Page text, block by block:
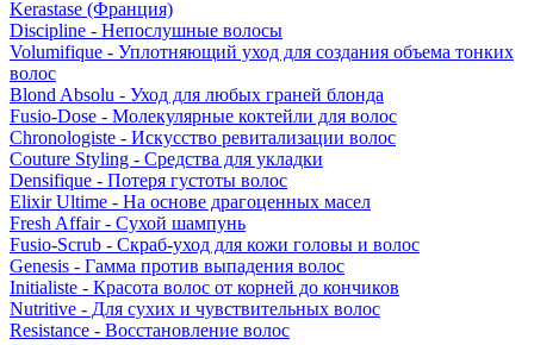
Kerastase (Франция)
Discipline - Непослушные волосы
Volumifique - Уплотняющий уход для создания объема тонких
волос
Blond Absolu - Уход для любых граней блонда
Fusio-Dose - Молекулярные коктейли для волос
Chronologiste - Искусство ревитализации волос
Couture Styling - Средства для укладки
Densifique - Потеря густоты волос
Elixir Ultime - На основе драгоценных масел
Fresh Affair - Сухой шампунь
Fusio-Scrub - Скраб-уход для кожи головы и волос
Genesis - Гамма против выпадения волос
Initialiste - Красота волос от корней до кончиков
Nutritive - Для сухих и чувствительных волос
Resistance - Восстановление волос